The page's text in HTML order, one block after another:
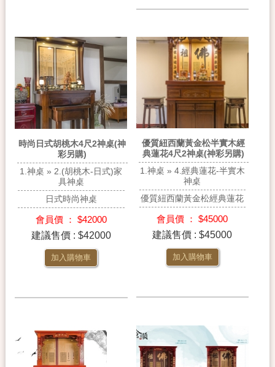
時尚日式胡桃木4尺2神桌(神
彩另購)
1.神桌 » 2.(胡桃木-日式)家
具神桌
日式時尚神桌
會員價 ： $42000
建議售價 : $42000
加入購物車
優質紐西蘭黃金松半實木經
典蓮花4尺2神桌(神彩另購)
1.神桌 » 4.經典蓮花-半實木
神桌
優質紐西蘭黃金松經典蓮花
會員價 ： $45000
建議售價 : $45000
加入購物車